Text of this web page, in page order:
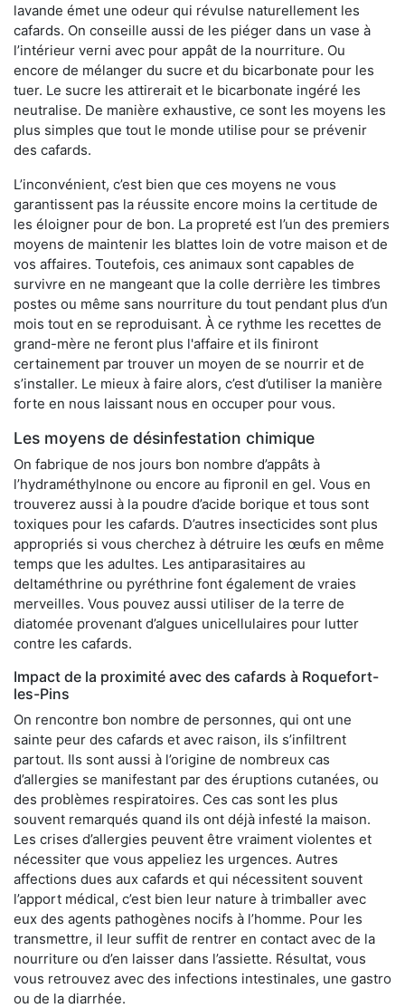
lavande émet une odeur qui révulse naturellement les
cafards. On conseille aussi de les piéger dans un vase à
l’intérieur verni avec pour appât de la nourriture. Ou
encore de mélanger du sucre et du bicarbonate pour les
tuer. Le sucre les attirerait et le bicarbonate ingéré les
neutralise. De manière exhaustive, ce sont les moyens les
plus simples que tout le monde utilise pour se prévenir
des cafards.
L’inconvénient, c’est bien que ces moyens ne vous
garantissent pas la réussite encore moins la certitude de
les éloigner pour de bon. La propreté est l’un des premiers
moyens de maintenir les blattes loin de votre maison et de
vos affaires. Toutefois, ces animaux sont capables de
survivre en ne mangeant que la colle derrière les timbres
postes ou même sans nourriture du tout pendant plus d’un
mois tout en se reproduisant. À ce rythme les recettes de
grand-mère ne feront plus l'affaire et ils finiront
certainement par trouver un moyen de se nourrir et de
s’installer. Le mieux à faire alors, c’est d’utiliser la manière
forte en nous laissant nous en occuper pour vous.
Les moyens de désinfestation chimique
On fabrique de nos jours bon nombre d’appâts à
l’hydraméthylnone ou encore au fipronil en gel. Vous en
trouverez aussi à la poudre d’acide borique et tous sont
toxiques pour les cafards. D’autres insecticides sont plus
appropriés si vous cherchez à détruire les œufs en même
temps que les adultes. Les antiparasitaires au
deltaméthrine ou pyréthrine font également de vraies
merveilles. Vous pouvez aussi utiliser de la terre de
diatomée provenant d’algues unicellulaires pour lutter
contre les cafards.
Impact de la proximité avec des cafards à Roquefort-
les-Pins
On rencontre bon nombre de personnes, qui ont une
sainte peur des cafards et avec raison, ils s’infiltrent
partout. Ils sont aussi à l’origine de nombreux cas
d’allergies se manifestant par des éruptions cutanées, ou
des problèmes respiratoires. Ces cas sont les plus
souvent remarqués quand ils ont déjà infesté la maison.
Les crises d’allergies peuvent être vraiment violentes et
nécessiter que vous appeliez les urgences. Autres
affections dues aux cafards et qui nécessitent souvent
l’apport médical, c’est bien leur nature à trimballer avec
eux des agents pathogènes nocifs à l’homme. Pour les
transmettre, il leur suffit de rentrer en contact avec de la
nourriture ou d’en laisser dans l’assiette. Résultat, vous
vous retrouvez avec des infections intestinales, une gastro
ou de la diarrhée.